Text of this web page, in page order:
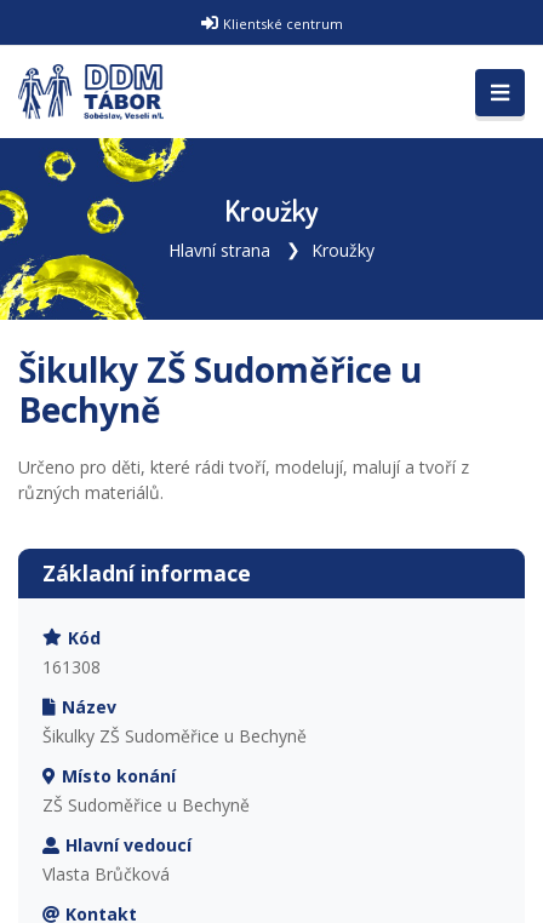
Klientské centrum
Kroužky
Hlavní strana Kroužky
Šikulky ZŠ Sudoměřice u
Bechyně
Určeno pro děti, které rádi tvoří, modelují, malují a tvoří z
různých materiálů.
Základní informace
Kód
161308
Název
Šikulky ZŠ Sudoměřice u Bechyně
Místo konání
ZŠ Sudoměřice u Bechyně
Hlavní vedoucí
Vlasta Brůčková
Kontakt